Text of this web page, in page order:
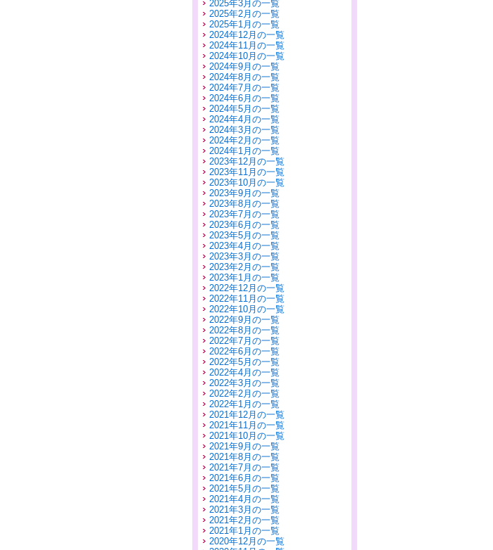
2025年3月の一覧
2025年2月の一覧
2025年1月の一覧
2024年12月の一覧
2024年11月の一覧
2024年10月の一覧
2024年9月の一覧
2024年8月の一覧
2024年7月の一覧
2024年6月の一覧
2024年5月の一覧
2024年4月の一覧
2024年3月の一覧
2024年2月の一覧
2024年1月の一覧
2023年12月の一覧
2023年11月の一覧
2023年10月の一覧
2023年9月の一覧
2023年8月の一覧
2023年7月の一覧
2023年6月の一覧
2023年5月の一覧
2023年4月の一覧
2023年3月の一覧
2023年2月の一覧
2023年1月の一覧
2022年12月の一覧
2022年11月の一覧
2022年10月の一覧
2022年9月の一覧
2022年8月の一覧
2022年7月の一覧
2022年6月の一覧
2022年5月の一覧
2022年4月の一覧
2022年3月の一覧
2022年2月の一覧
2022年1月の一覧
2021年12月の一覧
2021年11月の一覧
2021年10月の一覧
2021年9月の一覧
2021年8月の一覧
2021年7月の一覧
2021年6月の一覧
2021年5月の一覧
2021年4月の一覧
2021年3月の一覧
2021年2月の一覧
2021年1月の一覧
2020年12月の一覧